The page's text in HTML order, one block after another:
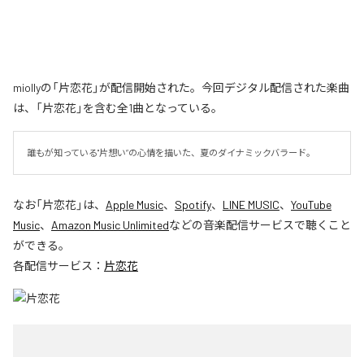
miollyの「片恋花」が配信開始された。今回デジタル配信された楽曲
は、「片恋花」を含む全1曲となっている。
誰もが知っている"片想い”の心情を描いた、夏のダイナミックバラード。
なお「片恋花」は、 Apple Music、 Spotify、 LINE MUSIC、 YouTube
Music、 Amazon Music Unlimitedなどの音楽配信サービスで聴くこと
ができる。
各配信サービス： 片恋花